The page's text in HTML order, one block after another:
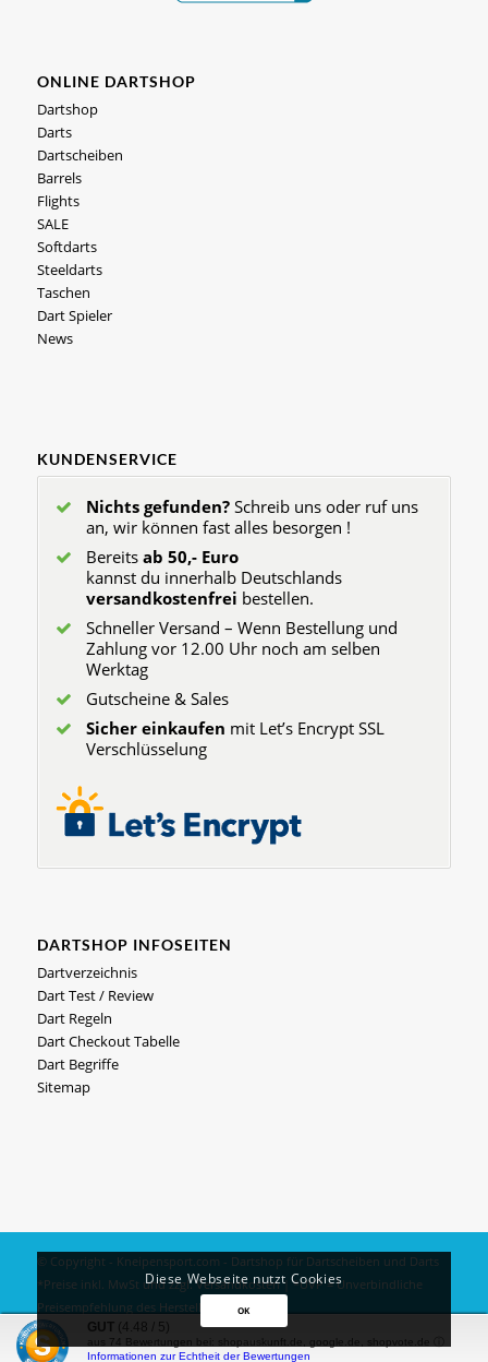
ONLINE DARTSHOP
Dartshop
Darts
Dartscheiben
Barrels
Flights
SALE
Softdarts
Steeldarts
Taschen
Dart Spieler
News
KUNDENSERVICE
Nichts gefunden?Schreib uns oder ruf uns
an, wir können fast alles besorgen !
Bereits ab 50,- Euro
kannst du innerhalb Deutschlands
versandkostenfrei bestellen.
Schneller Versand – Wenn Bestellung und
Zahlung vor 12.00 Uhr noch am selben
Werktag
Gutscheine & Sales
Sicher einkaufen mit Let’s Encrypt SSL
Verschlüsselung
DARTSHOP INFOSEITEN
Dartverzeichnis
Dart Test / Review
Dart Regeln
Dart Checkout Tabelle
Dart Begriffe
Sitemap
© Copyright - Kneipensport.com - Dartshop für Dartscheiben und Darts
*Preise inkl. MwSt und zzgl.Versandkosten| *UVP = Unverbindliche
Preisempfehlung des Herstellers
Impressum| Datenschutz
Diese Webseite nutzt Cookies
OK
GUT (4.48 / 5)
aus 74 Bewertungen bei: shopauskunft.de, google.de, shopvote.de ⓘ
Informationen zur Echtheit der Bewertungen